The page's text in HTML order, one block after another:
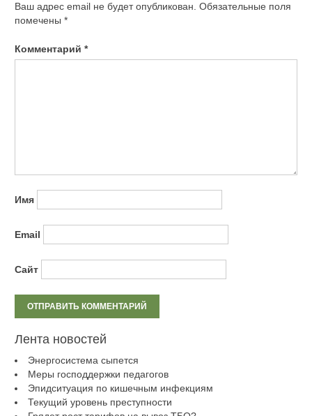
Ваш адрес email не будет опубликован. Обязательные поля
помечены *
Комментарий *
Имя
Email
Сайт
Лента новостей
Энергосистема сыпется
Меры господдержки педагогов
Эпидситуация по кишечным инфекциям
Текущий уровень преступности